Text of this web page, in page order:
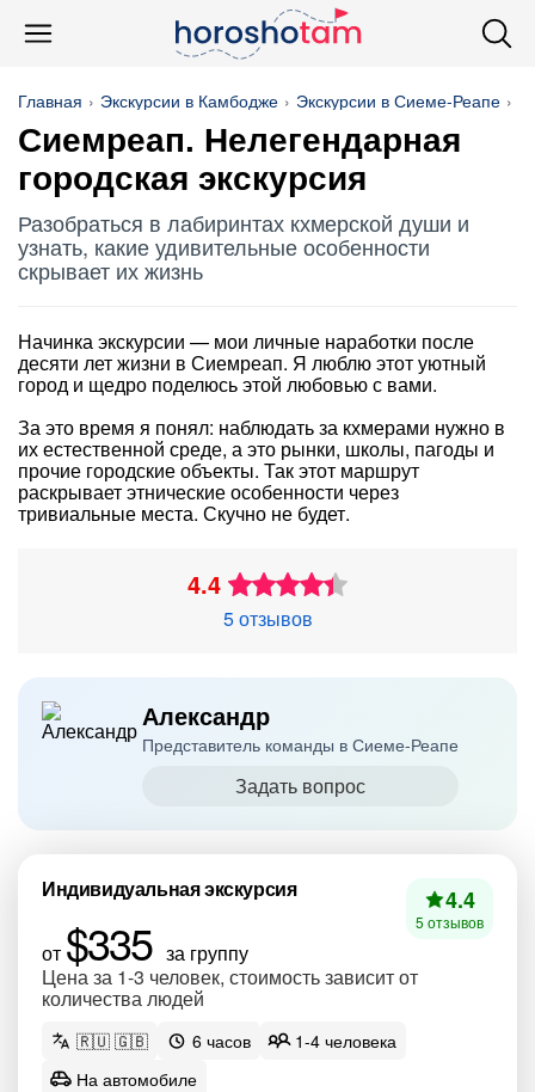
Главная Экскурсии в Камбодже Экскурсии в Сиеме-Реапе
Сиемреап. Нелегендарная
городская экскурсия
Разобраться в лабиринтах кхмерской души и
узнать, какие удивительные особенности
скрывает их жизнь
Начинка экскурсии — мои личные наработки после
десяти лет жизни в Сиемреап. Я люблю этот уютный
город и щедро поделюсь этой любовью с вами.
За это время я понял: наблюдать за кхмерами нужно в
их естественной среде, а это рынки, школы, пагоды и
прочие городские объекты. Так этот маршрут
раскрывает этнические особенности через
тривиальные места. Скучно не будет.
4.4
5 отзывов
Александр
Представитель команды в Сиеме-Реапе
Задать вопрос
Индивидуальная экскурсия
от $335 за группу
Цена за 1-3 человек, стоимость зависит от
количества людей
4.4
5 отзывов
🇷🇺 🇬🇧 6 часов
1-4 человека
На автомобиле